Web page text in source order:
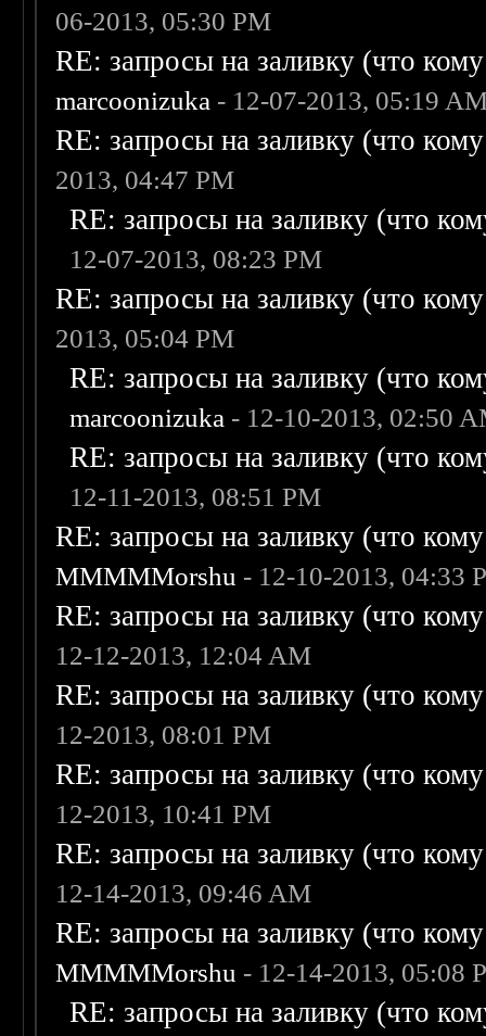
06-2013, 05:30 PM
RE: запросы на заливку (что
marcoonizuka - 12-07-2013, 05:19
RE: запросы на заливку (что
2013, 04:47 PM
RE: запросы на заливку (что
12-07-2013, 08:23 PM
RE: запросы на заливку (что
2013, 05:04 PM
RE: запросы на заливку (что
marcoonizuka - 12-10-2013, 02:50
RE: запросы на заливку (что
12-11-2013, 08:51 PM
RE: запросы на заливку (что
MMMMMorshu - 12-10-2013, 04:33
RE: запросы на заливку (что
12-12-2013, 12:04 AM
RE: запросы на заливку (что
12-2013, 08:01 PM
RE: запросы на заливку (что
12-2013, 10:41 PM
RE: запросы на заливку (что
12-14-2013, 09:46 AM
RE: запросы на заливку (что
MMMMMorshu - 12-14-2013, 05:08
RE: запросы на заливку (что